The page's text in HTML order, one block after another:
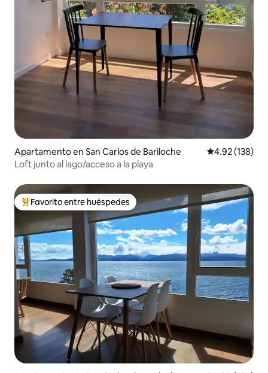
Apartamento en San Carlos de Bariloche Calificación
4.92 (138)
Loft junto al lago/acceso a la playa
Favorito entre huéspedes preferido
Favorito entre huéspedes